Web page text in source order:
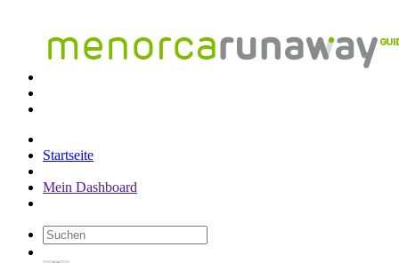
Startseite
Mein Dashboard